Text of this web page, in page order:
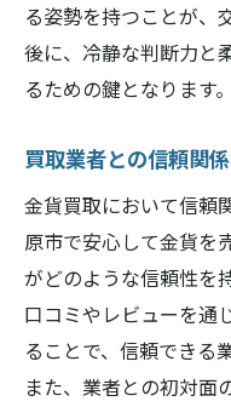
る姿勢を持つことが、
後に、冷静な判断力と
るための鍵となります。
買取業者との信頼関
金貨買取において信頼
原市で安心して金貨を
がどのような信頼性を
口コミやレビューを通
ることで、信頼できる
また、業者との初対面